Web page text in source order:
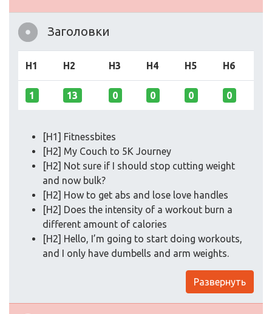
Заголовки
H1 H2 H3 H4 H5 H6
1 13 0 0 0 0
[H1] Fitnessbites
[H2] My Couch to 5K Journey
[H2] Not sure if I should stop cutting weight
and now bulk?
[H2] How to get abs and lose love handles
[H2] Does the intensity of a workout burn a
different amount of calories
[H2] Hello, I’m going to start doing workouts,
and I only have dumbells and arm weights.
Развернуть